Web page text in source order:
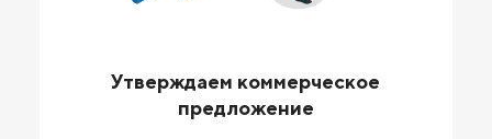
Утверждаем коммерческое
предложение